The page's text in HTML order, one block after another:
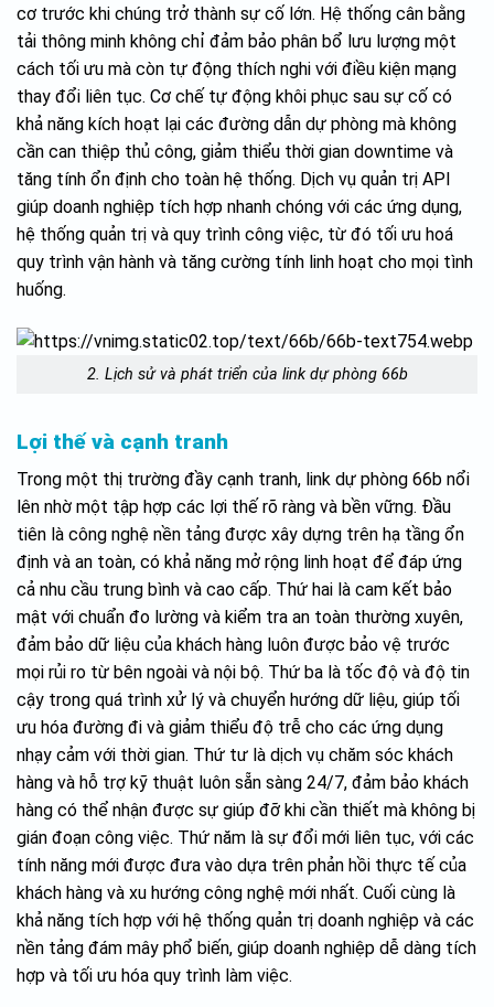
cơ trước khi chúng trở thành sự cố lớn. Hệ thống cân bằng
tải thông minh không chỉ đảm bảo phân bổ lưu lượng một
cách tối ưu mà còn tự động thích nghi với điều kiện mạng
thay đổi liên tục. Cơ chế tự động khôi phục sau sự cố có
khả năng kích hoạt lại các đường dẫn dự phòng mà không
cần can thiệp thủ công, giảm thiểu thời gian downtime và
tăng tính ổn định cho toàn hệ thống. Dịch vụ quản trị API
giúp doanh nghiệp tích hợp nhanh chóng với các ứng dụng,
hệ thống quản trị và quy trình công việc, từ đó tối ưu hoá
quy trình vận hành và tăng cường tính linh hoạt cho mọi tình
huống.
2. Lịch sử và phát triển của link dự phòng 66b
Lợi thế và cạnh tranh
Trong một thị trường đầy cạnh tranh, link dự phòng 66b nổi
lên nhờ một tập hợp các lợi thế rõ ràng và bền vững. Đầu
tiên là công nghệ nền tảng được xây dựng trên hạ tầng ổn
định và an toàn, có khả năng mở rộng linh hoạt để đáp ứng
cả nhu cầu trung bình và cao cấp. Thứ hai là cam kết bảo
mật với chuẩn đo lường và kiểm tra an toàn thường xuyên,
đảm bảo dữ liệu của khách hàng luôn được bảo vệ trước
mọi rủi ro từ bên ngoài và nội bộ. Thứ ba là tốc độ và độ tin
cậy trong quá trình xử lý và chuyển hướng dữ liệu, giúp tối
ưu hóa đường đi và giảm thiểu độ trễ cho các ứng dụng
nhạy cảm với thời gian. Thứ tư là dịch vụ chăm sóc khách
hàng và hỗ trợ kỹ thuật luôn sẵn sàng 24/7, đảm bảo khách
hàng có thể nhận được sự giúp đỡ khi cần thiết mà không bị
gián đoạn công việc. Thứ năm là sự đổi mới liên tục, với các
tính năng mới được đưa vào dựa trên phản hồi thực tế của
khách hàng và xu hướng công nghệ mới nhất. Cuối cùng là
khả năng tích hợp với hệ thống quản trị doanh nghiệp và các
nền tảng đám mây phổ biến, giúp doanh nghiệp dễ dàng tích
hợp và tối ưu hóa quy trình làm việc.